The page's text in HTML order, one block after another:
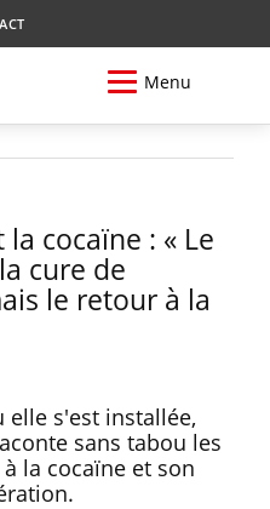
Menu
cocaïne : « Le
cure de
le retour à la
elle s'est installée,
sans tabou les
la cocaïne et son